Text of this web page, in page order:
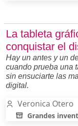
La tableta
conquistar el
Hay un antes y un
cuando prueba una
sin ensuciarte las
digital.
Veronica Otero
Grandes